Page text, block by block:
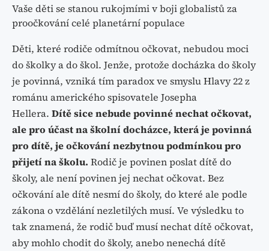
Vaše děti se stanou rukojmími v boji globalistů za
proočkování celé planetární populace
Děti, které rodiče odmítnou očkovat, nebudou moci
do školky a do škol. Jenže, protože docházka do školy
je povinná, vzniká tím paradox ve smyslu Hlavy 22 z
románu amerického spisovatele Josepha
Hellera. Dítě sice nebude povinné nechat očkovat,
ale pro účast na školní docházce, která je povinná
pro dítě, je očkování nezbytnou podmínkou pro
přijetí na školu. Rodič je povinen poslat dítě do
školy, ale není povinen jej nechat očkovat. Bez
očkování ale dítě nesmí do školy, do které ale podle
zákona o vzdělání nezletilých musí. Ve výsledku to
tak znamená, že rodič buď musí nechat dítě očkovat,
aby mohlo chodit do školy, anebo nenechá dítě